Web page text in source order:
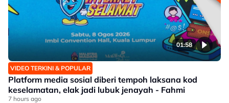
01:58
VIDEO TERKINI & POPULAR
Platform media sosial diberi tempoh laksana kod
keselamatan, elak jadi lubuk jenayah - Fahmi
7 hours ago